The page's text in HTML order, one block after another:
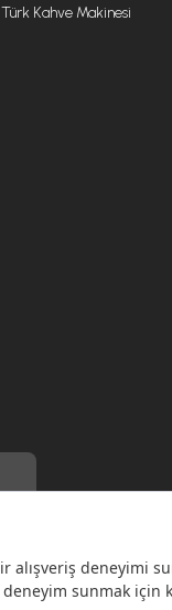
Türk Kahve Makinesi
Karaca.com ©